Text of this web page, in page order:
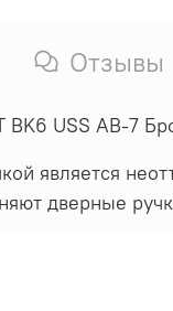
Отзывы
USS AB-7
является
дверные